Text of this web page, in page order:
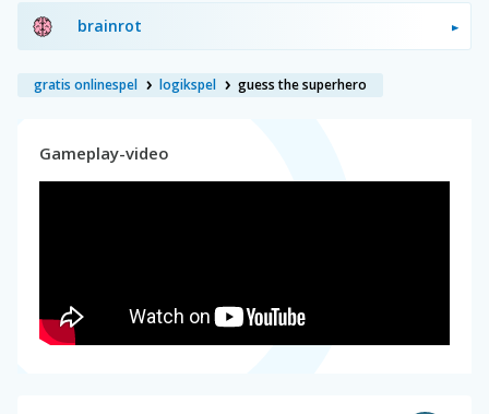
brainrot
gratis onlinespel logikspel guess the superhero
Gameplay-video